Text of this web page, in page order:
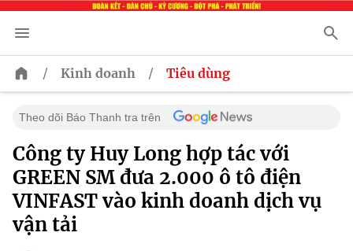
/ Kinh doanh / Tiêu dùng
Theo dõi Báo Thanh tra trên
Công ty Huy Long hợp tác với
GREEN SM đưa 2.000 ô tô điện
VINFAST vào kinh doanh dịch vụ
vận tải